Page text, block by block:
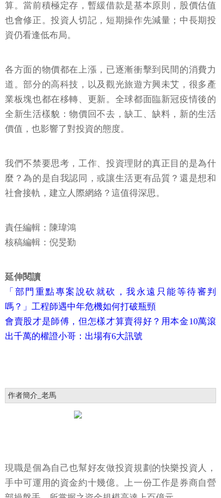
算。當前積極定存，暫緩借款是基本原則，股價估值
也會修正。投資人切記，短期操作先減量；中長期投
資仍看逢低布局。
各方面的物價都在上漲，已逐漸衝擊到民間的消費力
道。部分的高科技，以及觀光旅遊方興未艾，很多產
業板塊也都在移轉、更新。全球都面臨新冠疫情後的
全新生活樣貌：物價回不去，缺工、缺料，新的生活
價值，也影響了對投資的態度。
我們不禁要思考，工作、投資理財的真正目的是為什
麼？為的是自我認同，或讓生活更有品質？還是想和
社會接軌，建立人際網絡？這值得深思。
責任編輯：陳瑋鴻
核稿編輯：倪旻勤
延伸閱讀
「部門重點專案說砍就砍，我永遠只能等待審判
嗎？」工程師遇中年危機如何打破瓶頸
會賣股才是師傅，但怎樣才算賣得好？用本金10萬滾
出千萬的權證小哥：出場有6大訊號
作者簡介_老馬
現職是個為自己也幫好友做投資規劃的快樂投資人，
手中可運用的資金約十幾億。上一份工作是券商自營